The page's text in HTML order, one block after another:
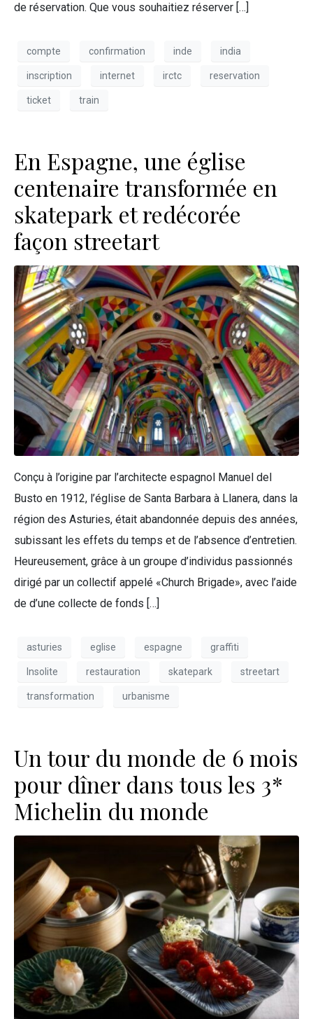
de réservation. Que vous souhaitiez réserver […]
compte confirmation inde india
inscription internet irctc reservation
ticket train
En Espagne, une église
centenaire transformée en
skatepark et redécorée
façon streetart
Conçu à l’origine par l’architecte espagnol Manuel del
Busto en 1912, l’église de Santa Barbara à Llanera, dans la
région des Asturies, était abandonnée depuis des années,
subissant les effets du temps et de l’absence d’entretien.
Heureusement, grâce à un groupe d’individus passionnés
dirigé par un collectif appelé «Church Brigade», avec l’aide
de d’une collecte de fonds […]
asturies eglise espagne graffiti
Insolite restauration skatepark streetart
transformation urbanisme
Un tour du monde de 6 mois
pour dîner dans tous les 3*
Michelin du monde